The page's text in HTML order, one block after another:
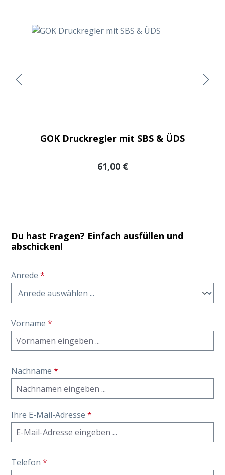
GOK Druckregler mit SBS & ÜDS
Regulärer Preis:
61,00 €
Du hast Fragen? Einfach ausfüllen und
abschicken!
Anrede *
Vorname *
Nachname *
Ihre E-Mail-Adresse *
Telefon *